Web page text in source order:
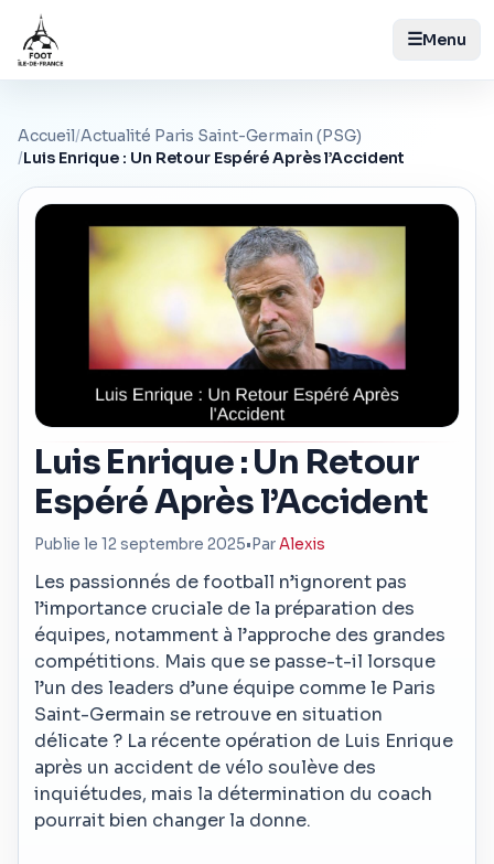
☰Menu
Accueil/Actualité Paris Saint-Germain (PSG)
/Luis Enrique : Un Retour Espéré Après l’Accident
Luis Enrique : Un Retour
Espéré Après l’Accident
Publie le 12 septembre 2025• ParAlexis
Les passionnés de football n’ignorent pas
l’importance cruciale de la préparation des
équipes, notamment à l’approche des grandes
compétitions. Mais que se passe-t-il lorsque
l’un des leaders d’une équipe comme le Paris
Saint-Germain se retrouve en situation
délicate ? La récente opération de Luis Enrique
après un accident de vélo soulève des
inquiétudes, mais la détermination du coach
pourrait bien changer la donne.